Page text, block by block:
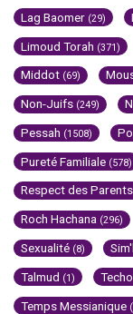
Lag Baomer (29)
Limoud Torah (371)
Middot (69)
Non-Juifs (249)
Pessah (1508)
Pureté Familiale (578)
Respect des Parents
Roch Hachana (296)
Sexualité (8)
Talmud (1)
Temps Messianique